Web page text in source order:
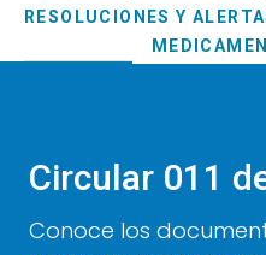
RESOLUCIONES Y
Circular 011
Conoce los